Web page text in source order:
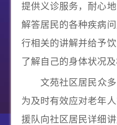
提供义诊服务，耐心
解答居民的各种疾病
行相关的讲解并给予
了解自己的身体状况及
文苑社区居民众
为及时有效应对老年
援队向社区居民详细